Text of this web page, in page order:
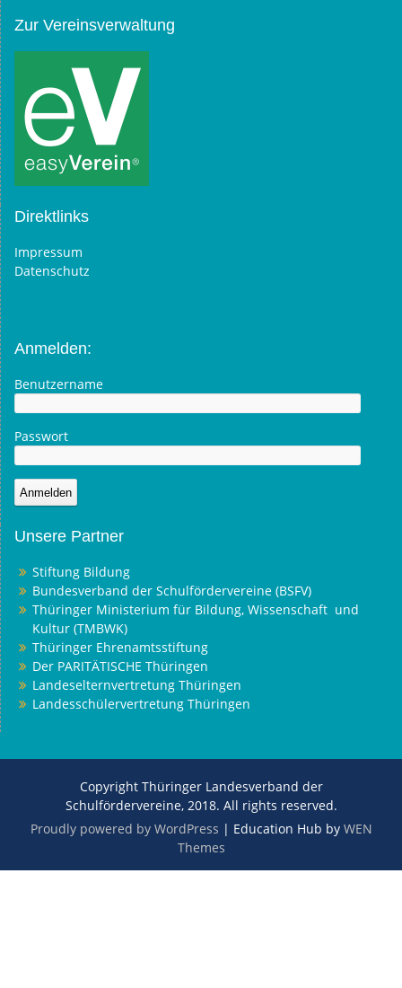
Zur Vereinsverwaltung
Direktlinks
Impressum
Datenschutz
Anmelden:
Benutzername
Passwort
Unsere Partner
Stiftung Bildung
Bundesverband der Schulfördervereine (BSFV)
Thüringer Ministerium für Bildung, Wissenschaft und
Kultur (TMBWK)
Thüringer Ehrenamtsstiftung
Der PARITÄTISCHE Thüringen
Landeselternvertretung Thüringen
Landesschülervertretung Thüringen
Copyright Thüringer Landesverband der
Schulfördervereine, 2018. All rights reserved.
Proudly powered by WordPress | Education Hub by WEN
Themes